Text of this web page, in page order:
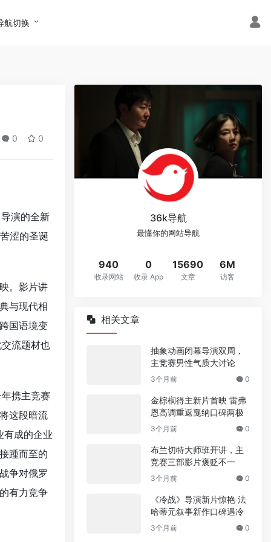
航切换
0 0
导演的全新
涩的圣诞
。影片讲
与现代相
国语境变
流题材也
携主竞赛
这段暗流
有成的企业
踵而至的
争对俄罗
有力竞争
36k导航
最懂你的网站导航
940
收录网站
0
收录 App
15690
文章
6M
访客
相关文章
抽象动画闭幕导演双周，
主竞赛男性气质大讨论
3个月前 0
金棕榈得主新片首映 雷弗
恩高调重返戛纳口碑两极
3个月前 0
布兰切特大师班开讲，主
竞赛三部影片褒贬不一
3个月前 0
《冷战》导演新片惊艳 法
哈蒂元叙事新作口碑遇冷
3个月前 0